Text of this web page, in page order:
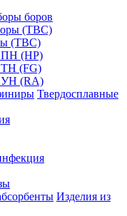
боров
(ТВС)
(HP)
(FG)
УН (RA)
Твердосплавные
Изделия из